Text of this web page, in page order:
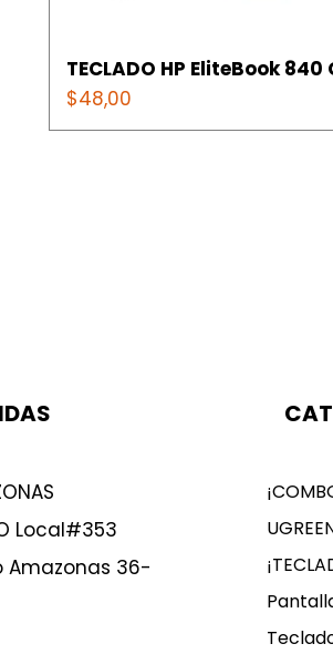
TECLADO HP EliteBook
Precio
$48,00
Local#353
Amazonas 36-